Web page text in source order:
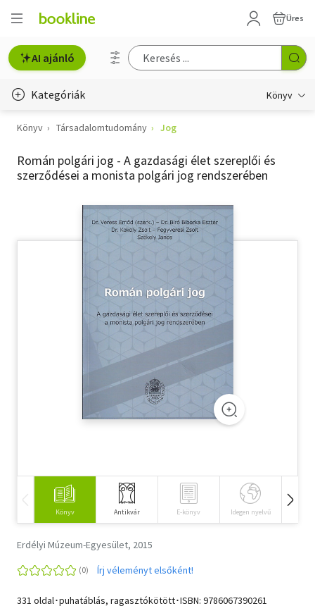
Üres
AI ajánló
Kategóriák Könyv
Életmód, egészség
Erotika
Hobbi, szabadidő
Tankönyv, segédkönyv
Társadalomtudomány
Könyv Társadalomtudomány Jog
Román polgári jog - A gazdasági élet szereplői és
szerződései a monista polgári jog rendszerében
Könyv Antikvár E-könyv Idegen nyelvű
Erdélyi Múzeum-Egyesület, 2015
Írj véleményt elsőként!
331 oldal･puhatáblás, ragasztókötött･ISBN: 9786067390261